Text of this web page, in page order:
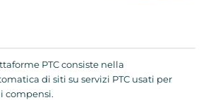
PTC consiste nella
di siti su servizi PTC usati per
compensi.